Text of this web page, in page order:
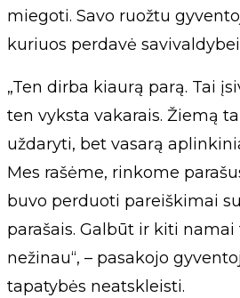
miegoti. Savo ruožtu
kuriuos perdavė
„Ten dirba kiaurą parą. Tai
ten vyksta vakarais. Žiemą
uždaryti, bet vasarą
Mes rašėme, rinkome
buvo perduoti pareiškimai
parašais. Galbūt ir kiti
nežinau“, – pasakojo
tapatybės neatskleisti.